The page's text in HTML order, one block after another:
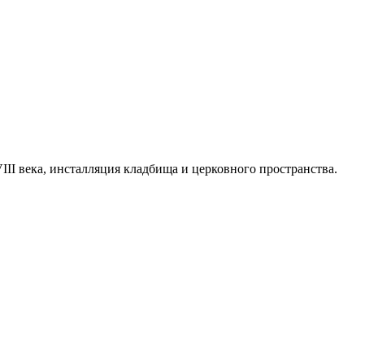
инсталляция кладбища и церковного пространства.